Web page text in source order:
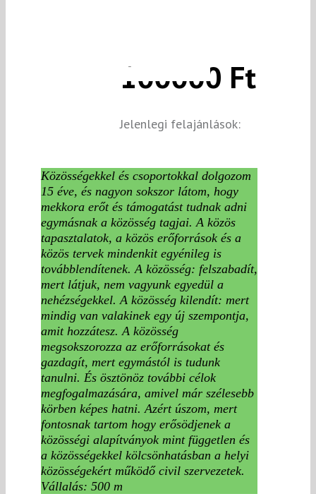
Közösségekkel és csoportokkal dolgozom
15 éve, és nagyon sokszor látom, hogy
mekkora erőt és támogatást tudnak adni
egymásnak a közösség tagjai. A közös
tapasztalatok, a közös erőforrások és a
közös tervek mindenkit egyénileg is
továbblendítenek. A közösség: felszabadít,
mert látjuk, nem vagyunk egyedül a
nehézségekkel. A közösség kilendít: mert
mindig van valakinek egy új szempontja,
amit hozzátesz. A közösség
megsokszorozza az erőforrásokat és
gazdagít, mert egymástól is tudunk
tanulni. És ösztönöz további célok
megfogalmazására, amivel már szélesebb
körben képes hatni. Azért úszom, mert
fontosnak tartom hogy erősödjenek a
közösségi alapítványok mint független és
a közösségekkel kölcsönhatásban a helyi
közösségekért működő civil szervezetek.
Vállalás: 500 m
100000 Ft
Jelenlegi felajánlások: